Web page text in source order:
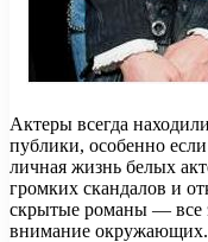
Актеры всегда
публики, особенно
личная жизнь белых
громких скандалов и
скрытые романы — все
внимание окружающих.